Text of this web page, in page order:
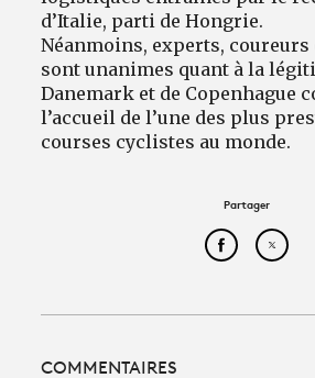
d’Italie, parti de Hongrie.
Néanmoins, experts, coureurs
sont unanimes quant à la
Danemark et de Copenhague
l’accueil de l’une des plus
courses cyclistes au monde.
Partager
Partager
COMMENTAIRES